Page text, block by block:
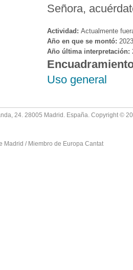
Señora,
Actividad: Actualmente
Año en que se montó: 2023
Año última interpretación:
Uso general
24. 28005 Madrid. España. Copyright ©
Madrid / Miembro de Europa Cantat